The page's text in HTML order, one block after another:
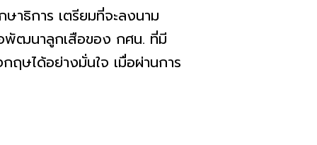
การ เตรียมที่จะลงนาม
พัฒนาลูกเสือของ กศน. ที่มี
ฤษได้อย่างมั่นใจ เมื่อผ่านการ